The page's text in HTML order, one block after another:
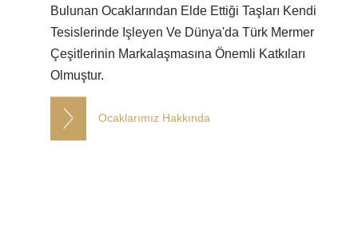
Bulunan Ocaklarından Elde Ettiği Taşları Kendi
Tesislerinde Işleyen Ve Dünya'da Türk Mermer
Çeşitlerinin Markalaşmasına Önemli Katkıları
Olmuştur.
Ocaklarımız Hakkında